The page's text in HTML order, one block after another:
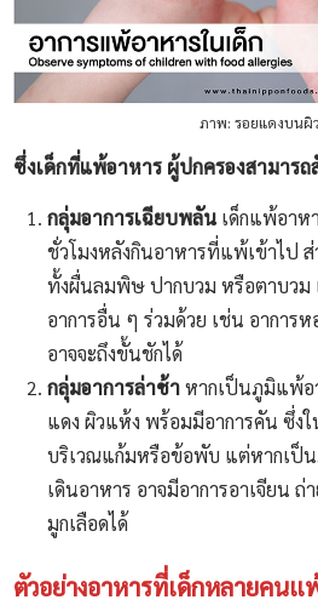
ภาพ: รอยแดงบนผิ
ซึ่งเด็กที่แพ้อาหาร ผู้ปกครองสามารถ
กลุ่มอาการเฉียบพลันเด็กแพ้อาห
ชั่วโมงหลังกินอาหารที่แพ้เข้าไป
ทั้งผื่นลมพิษ ปากบวม หรือตาบวม
อาการอื่น ๆ ร่วมด้วย เช่น อาการ
อาจจะถึงขั้นชักได้
กลุ่มอาการล่าช้าหากเป็นภูมิแพ้อ
แดง ผิวแห้ง พร้อมมีอาการคัน ซึ่ง
บริเวณแก้มหรือข้อพับ แต่หากเป็
เดินอาหาร อาจมีอาการอาเจียน
มูกเลือดได้
ตัวอย่างอาหารที่เด็กหลายคนแ